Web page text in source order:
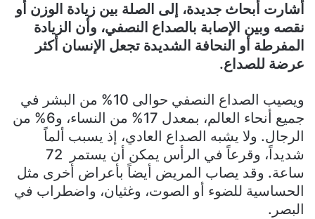
أشارت أبحاث جديدة، إلى الصلة بين زيادة الوزن أو
نقصه وبين الإصابة بالصداع النصفي، وأن الزيادة
المفرطة أو النحافة الشديدة تجعل الإنسان أكثر
عرضة للصداع.
ويصيب الصداع النصفي حوالى 10% من البشر في
جميع أنحاء العالم، بمعدل 17% من النساء، و6% من
الرجال. ولا يشبه الصداع العادي، إذ يسبب ألماً
شديداً، وقرعاً في الرأس يمكن أن يستمر 72
ساعة. وقد يصاب المريض أيضاً بأعراض أخرى مثل
الحساسية للضوء أو الصوت، وغثيان، واضطراب في
البصر.